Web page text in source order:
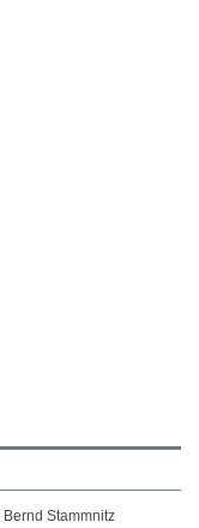
Bernd Stammnitz